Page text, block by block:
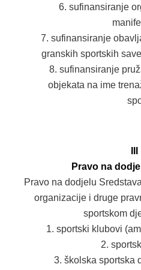
sufinansiranje
sufinansiranje
granskih sportskih
sufinansiranje
objekata na ime
Pravo na
Pravo na dodjelu
organizacije i druge
sportskom
sportski klubovi
školska sportska